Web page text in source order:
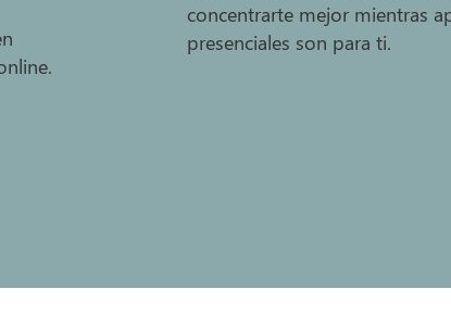
concentrarte mejor mientras
presenciales son para ti.